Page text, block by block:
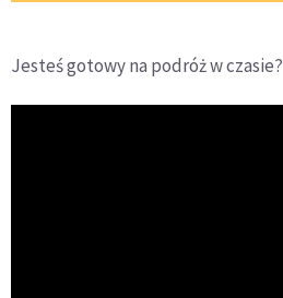
Jesteś gotowy na podróż w czasie?